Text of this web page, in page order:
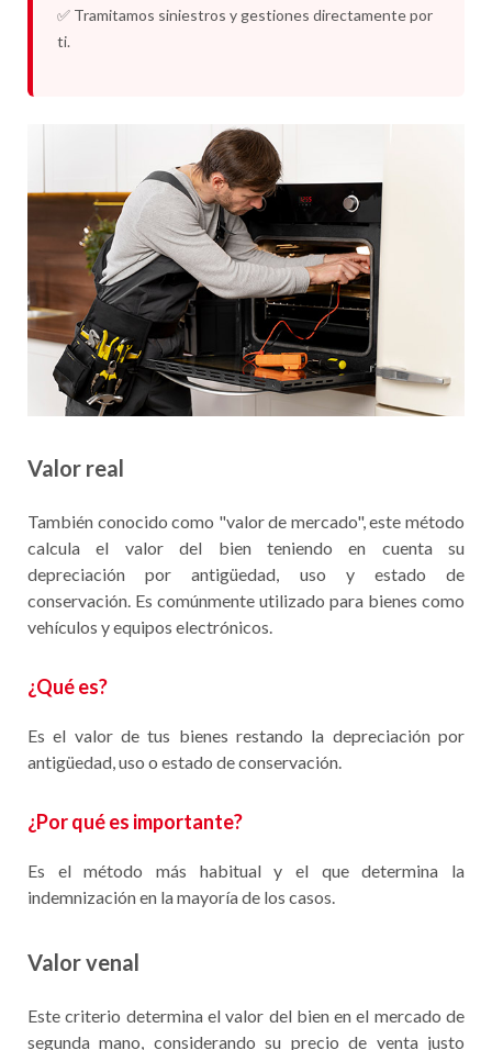
✅ Tramitamos siniestros y gestiones directamente por
ti.
Valor real
También conocido como "valor de mercado", este método
calcula el valor del bien teniendo en cuenta su
depreciación por antigüedad, uso y estado de
conservación. Es comúnmente utilizado para bienes como
vehículos y equipos electrónicos.​
¿Qué es?
Es el valor de tus bienes restando la depreciación por
antigüedad, uso o estado de conservación.
¿Por qué es importante?
Es el método más habitual y el que determina la
indemnización en la mayoría de los casos.
Valor venal
Este criterio determina el valor del bien en el mercado de
segunda mano, considerando su precio de venta justo